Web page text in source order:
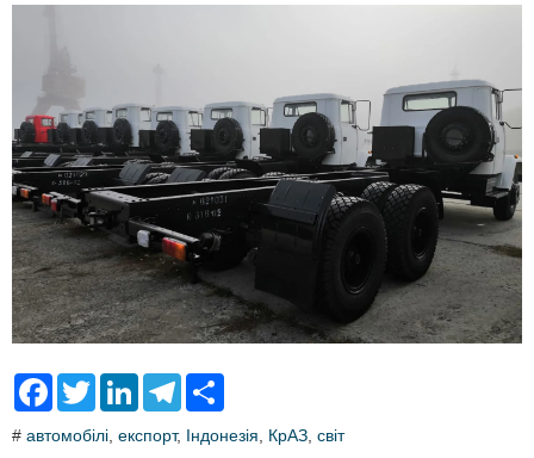
F
e
T
t
L
k
T
e
r
# автомобілі, експорт, Індонезія, КрАЗ, світ